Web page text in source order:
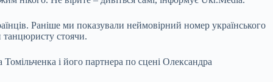
Раніше ми показували неймовірний номер українського
танцюристу стоячи.
і його партнера по сцені Олександра